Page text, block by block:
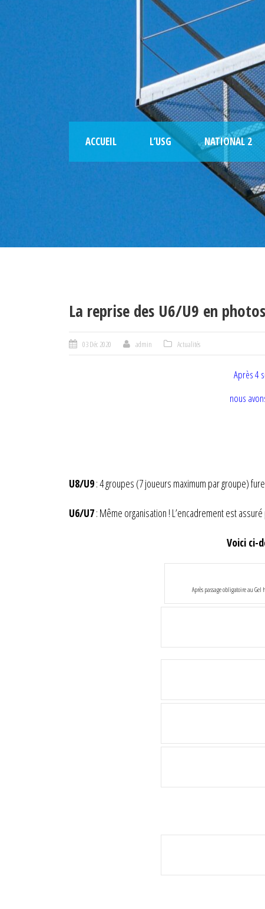
ACCUEIL L’USG NATIONAL 2
La reprise des U6/U9 en
03 Déc 2020 admin Actualités
Après 4
nous
U8/U9: 4 groupes (7 joueurs maximum par groupe)
U6/U7: Même organisation ! L’encadrement est assuré
Voici ci-
Après passage obligatoire au